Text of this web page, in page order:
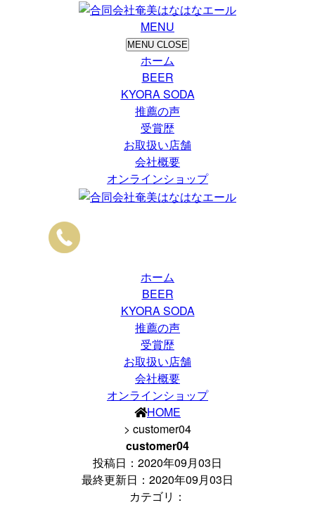
MENU
MENU CLOSE
ホーム
BEER
KYORA SODA
推薦の声
受賞歴
お取扱い店舗
会社概要
オンラインショップ
ホーム
BEER
KYORA SODA
推薦の声
受賞歴
お取扱い店舗
会社概要
オンラインショップ
HOME
> customer04
customer04
投稿日： 2020年09月03日
最終更新日：2020年09月03日
カテゴリ：